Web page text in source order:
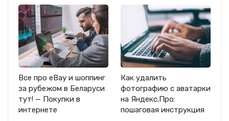
Все про eBay и шоппинг
за рубежом в Беларуси
тут! — Покупки в
интернете
Как удалить
фотографию с аватарки
на Яндекс.Про:
пошаговая инструкция